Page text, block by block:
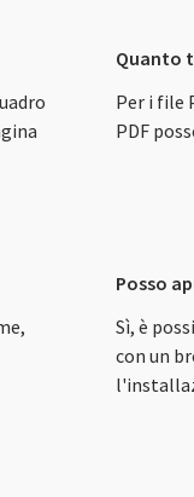
Quanto
Per i file
PDF
Posso
Sì, è
con un